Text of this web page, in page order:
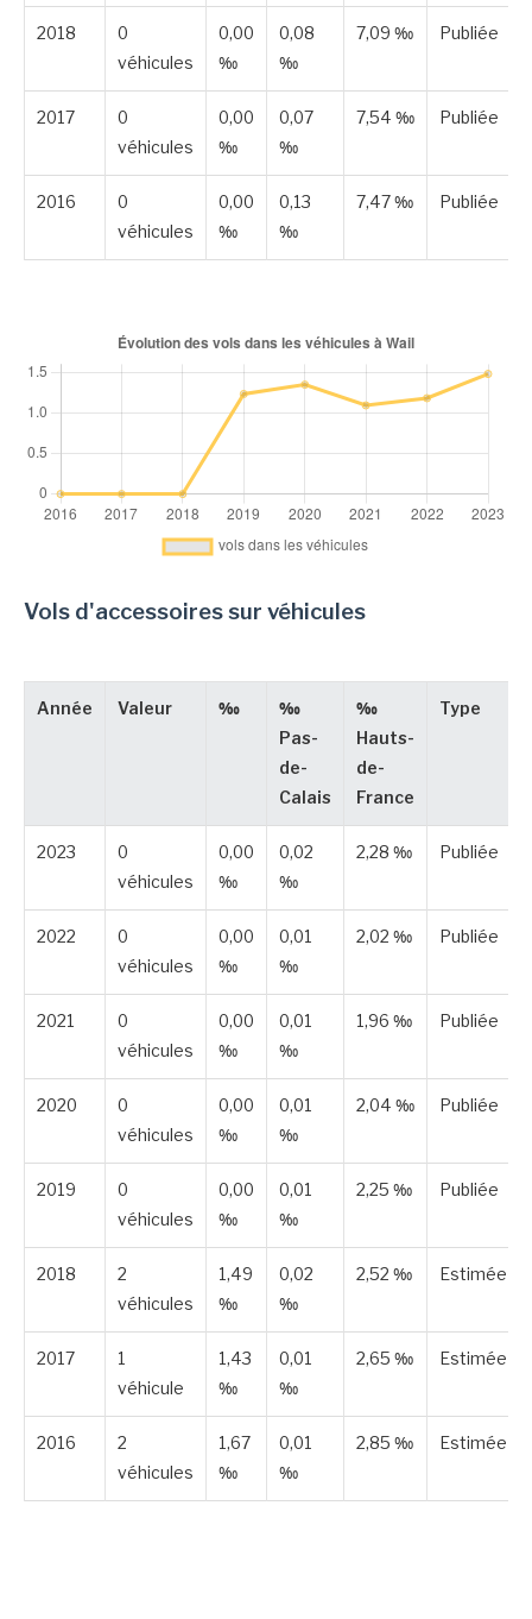
2018
0
véhicules
0,00
‰
0,08
‰
7,09 ‰ Publiée
2017
0
véhicules
0,00
‰
0,07
‰
7,54 ‰ Publiée
2016
0
véhicules
0,00
‰
0,13
‰
7,47 ‰ Publiée
Vols d'accessoires sur véhicules
Année Valeur ‰
‰
Pas-
de-
Calais
‰
Hauts-
de-
France
Type
2023
0
véhicules
0,00
‰
0,02
‰
2,28 ‰ Publiée
2022
0
véhicules
0,00
‰
0,01
‰
2,02 ‰ Publiée
2021
0
véhicules
0,00
‰
0,01
‰
1,96 ‰ Publiée
2020
0
véhicules
0,00
‰
0,01
‰
2,04 ‰ Publiée
2019
0
véhicules
0,00
‰
0,01
‰
2,25 ‰ Publiée
2018
2
véhicules
1,49
‰
0,02
‰
2,52 ‰ Estimée
2017
1
véhicule
1,43
‰
0,01
‰
2,65 ‰ Estimée
2016
2
véhicules
1,67
‰
0,01
‰
2,85 ‰ Estimée